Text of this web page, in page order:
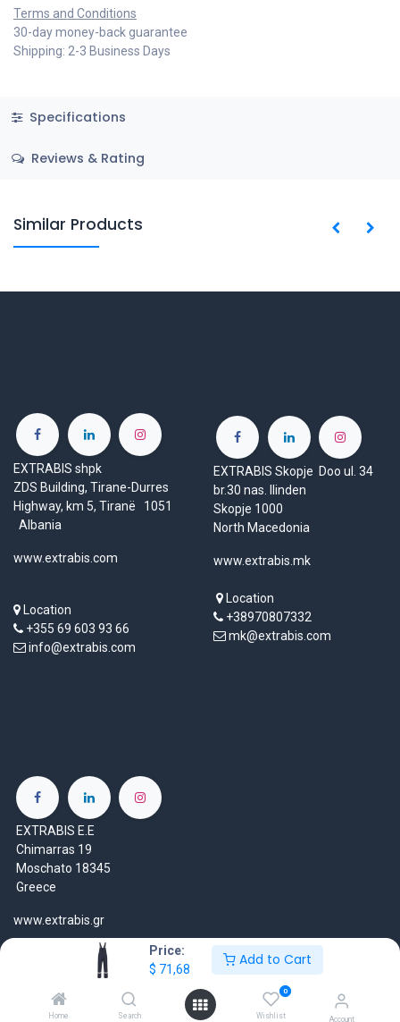
Price:
$ 71,68
Add to Cart
Home Search
0
Wishlist Account
Terms and Conditions
30-day money-back guarantee
Shipping: 2-3 Business Days
Specifications
Reviews & Rating
Similar Products
EXTRABIS shpk
ZDS Building, Tirane-Durres
Highway, km 5, Tiranë 1051
Albania
www.extrabis.com
Location
+355 69 603 93 66
info@extrabis.com
EXTRABIS Skopje Doo ul. 34
br.30 nas. Ilinden
Skopje 1000
North Macedonia
www.extrabis.mk
Location
+38970807332
mk@extrabis.com
EXTRABIS E.E
Chimarras 19
Moschato 18345
Greece
www.extrabis.gr
+30 210 7000 777
gr@extrabis.com